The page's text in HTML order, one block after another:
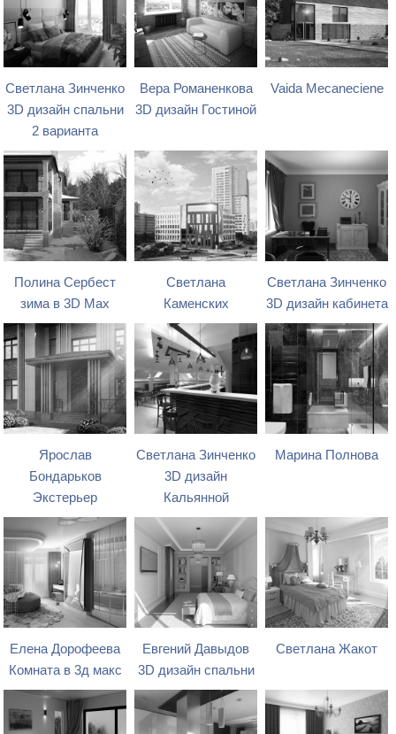
Светлана Зинченко
3D дизайн спальни
2 варианта
Вера Романенкова
3D дизайн Гостиной
Vaida Mecaneciene
Полина Сербест
зима в 3D Max
Светлана
Каменских
Светлана Зинченко
3D дизайн кабинета
Ярослав
Бондарьков
Экстерьер
Светлана Зинченко
3D дизайн
Кальянной
Марина Полнова
Елена Дорофеева
Комната в 3д макс
Евгений Давыдов
3D дизайн спальни
Светлана Жакот